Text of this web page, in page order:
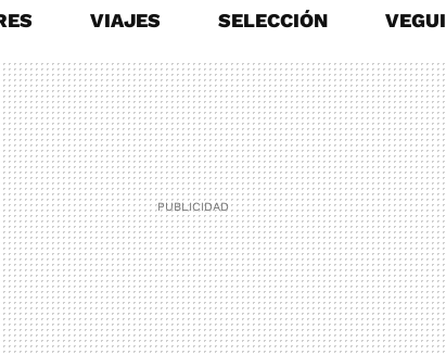
VIAJES SELECCIÓN VEGUI